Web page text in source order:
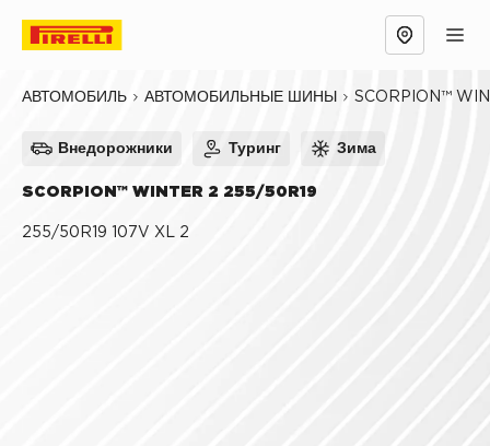
АВТОМОБИЛЬ АВТОМОБИЛЬНЫЕ ШИНЫ SCORPION™
Внедорожники Туринг Зима
SCORPION™ WINTER 2 255/50R19
255/50R19 107V XL 2